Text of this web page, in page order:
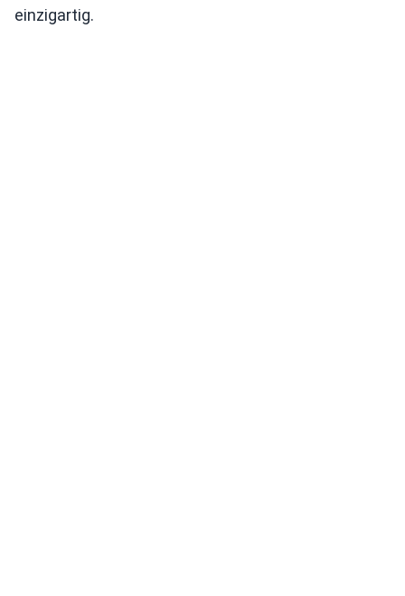
einzigartig.